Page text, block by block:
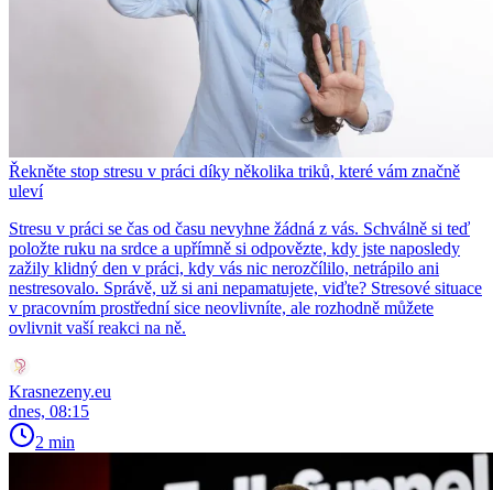
Řekněte stop stresu v práci díky několika triků, které vám značně
uleví
Stresu v práci se čas od času nevyhne žádná z vás. Schválně si teď
položte ruku na srdce a upřímně si odpovězte, kdy jste naposledy
zažily klidný den v práci, kdy vás nic nerozčílilo, netrápilo ani
nestresovalo. Správě, už si ani nepamatujete, viďte? Stresové situace
v pracovním prostřední sice neovlivníte, ale rozhodně můžete
ovlivnit vaší reakci na ně.
Krasnezeny.eu
dnes, 08:15
2 min